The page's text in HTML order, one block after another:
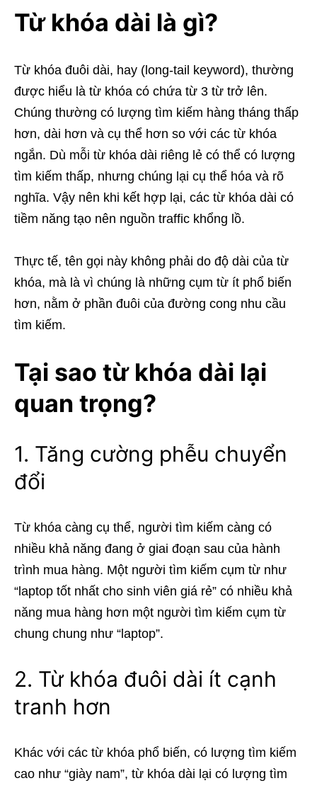
Từ khóa dài là gì?
Từ khóa đuôi dài, hay (long-tail keyword), thường
được hiểu là từ khóa có chứa từ 3 từ trở lên.
Chúng thường có lượng tìm kiếm hàng tháng thấp
hơn, dài hơn và cụ thể hơn so với các từ khóa
ngắn. Dù mỗi từ khóa dài riêng lẻ có thể có lượng
tìm kiếm thấp, nhưng chúng lại cụ thể hóa và rõ
nghĩa. Vậy nên khi kết hợp lại, các từ khóa dài có
tiềm năng tạo nên nguồn traffic khổng lồ.
Thực tế, tên gọi này không phải do độ dài của từ
khóa, mà là vì chúng là những cụm từ ít phổ biến
hơn, nằm ở phần đuôi của đường cong nhu cầu
tìm kiếm.
Tại sao từ khóa dài lại
quan trọng?
1. Tăng cường phễu chuyển
đổi
Từ khóa càng cụ thể, người tìm kiếm càng có
nhiều khả năng đang ở giai đoạn sau của hành
trình mua hàng. Một người tìm kiếm cụm từ như
“laptop tốt nhất cho sinh viên giá rẻ” có nhiều khả
năng mua hàng hơn một người tìm kiếm cụm từ
chung chung như “laptop”.
2. Từ khóa đuôi dài ít cạnh
tranh hơn
Khác với các từ khóa phổ biến, có lượng tìm kiếm
cao như “giày nam”, từ khóa dài lại có lượng tìm